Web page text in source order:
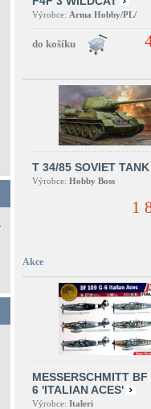
Výrobce: Arma Hobby/PL/
T 34/85 SOVIET TANK
Výrobce: Hobby Boss
1
Akce
MESSERSCHMITT
6 'ITALIAN ACES'
Výrobce: Italeri